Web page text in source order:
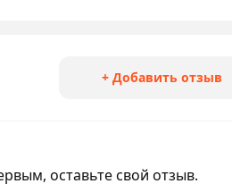
+ Добавить отзыв
оставьте свой отзыв.